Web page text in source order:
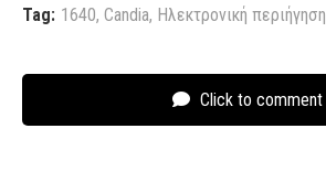
Tag: 1640, Candia, Ηλεκτρονική περιήγηση
Click to comment